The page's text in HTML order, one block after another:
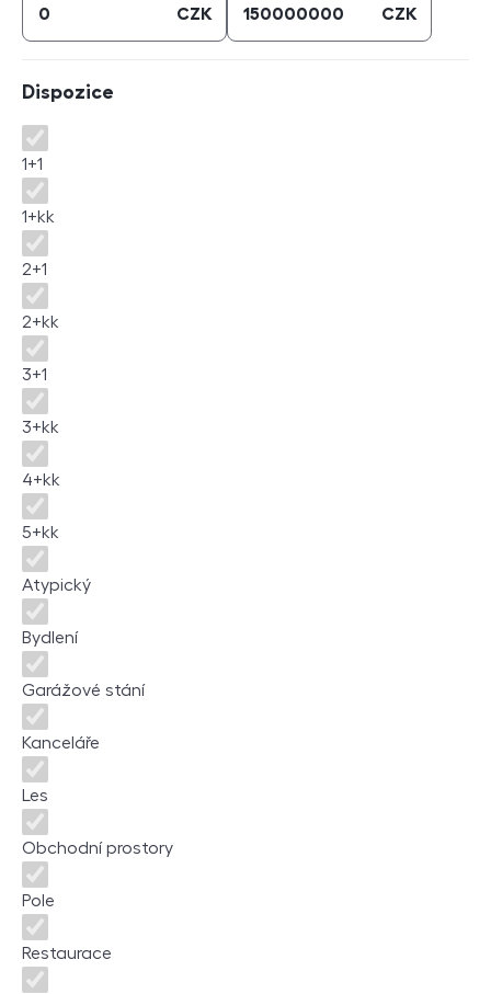
CZK CZK
Dispozice
Dispozice
1+1
1+kk
2+1
2+kk
3+1
3+kk
4+kk
5+kk
Atypický
Bydlení
Garážové stání
Kanceláře
Les
Obchodní prostory
Pole
Restaurace